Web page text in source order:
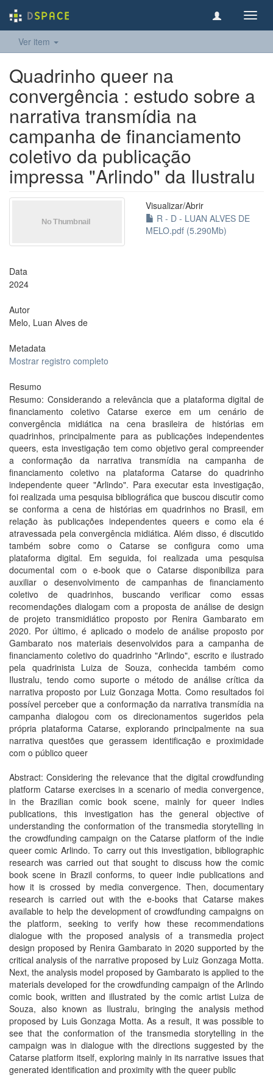
Ver item
Quadrinho queer na
convergência : estudo sobre a
narrativa transmídia na
campanha de financiamento
coletivo da publicação
impressa "Arlindo" da Ilustralu
Visualizar/Abrir
R - D - LUAN ALVES DE
MELO.pdf (5.290Mb)
Data
2024
Autor
Melo, Luan Alves de
Metadata
Mostrar registro completo
Resumo
Resumo: Considerando a relevância que a plataforma digital de
financiamento coletivo Catarse exerce em um cenário de
convergência midiática na cena brasileira de histórias em
quadrinhos, principalmente para as publicações independentes
queers, esta investigação tem como objetivo geral compreender
a conformação da narrativa transmídia na campanha de
financiamento coletivo na plataforma Catarse do quadrinho
independente queer "Arlindo". Para executar esta investigação,
foi realizada uma pesquisa bibliográfica que buscou discutir como
se conforma a cena de histórias em quadrinhos no Brasil, em
relação às publicações independentes queers e como ela é
atravessada pela convergência midiática. Além disso, é discutido
também sobre como o Catarse se configura como uma
plataforma digital. Em seguida, foi realizada uma pesquisa
documental com o e-book que o Catarse disponibiliza para
auxiliar o desenvolvimento de campanhas de financiamento
coletivo de quadrinhos, buscando verificar como essas
recomendações dialogam com a proposta de análise de design
de projeto transmidiático proposto por Renira Gambarato em
2020. Por último, é aplicado o modelo de análise proposto por
Gambarato nos materiais desenvolvidos para a campanha de
financiamento coletivo do quadrinho "Arlindo", escrito e ilustrado
pela quadrinista Luiza de Souza, conhecida também como
Ilustralu, tendo como suporte o método de análise crítica da
narrativa proposto por Luiz Gonzaga Motta. Como resultados foi
possível perceber que a conformação da narrativa transmídia na
campanha dialogou com os direcionamentos sugeridos pela
própria plataforma Catarse, explorando principalmente na sua
narrativa questões que gerassem identificação e proximidade
com o público queer
Abstract: Considering the relevance that the digital crowdfunding
platform Catarse exercises in a scenario of media convergence,
in the Brazilian comic book scene, mainly for queer indies
publications, this investigation has the general objective of
understanding the conformation of the transmedia storytelling in
the crowdfunding campaign on the Catarse platform of the indie
queer comic Arlindo. To carry out this investigation, bibliographic
research was carried out that sought to discuss how the comic
book scene in Brazil conforms, to queer indie publications and
how it is crossed by media convergence. Then, documentary
research is carried out with the e-books that Catarse makes
available to help the development of crowdfunding campaigns on
the platform, seeking to verify how these recommendations
dialogue with the proposed analysis of a transmedia project
design proposed by Renira Gambarato in 2020 supported by the
critical analysis of the narrative proposed by Luiz Gonzaga Motta.
Next, the analysis model proposed by Gambarato is applied to the
materials developed for the crowdfunding campaign of the Arlindo
comic book, written and illustrated by the comic artist Luiza de
Souza, also known as Ilustralu, bringing the analysis method
proposed by Luis Gonzaga Motta. As a result, it was possible to
see that the conformation of the transmedia storytelling in the
campaign was in dialogue with the directions suggested by the
Catarse platform itself, exploring mainly in its narrative issues that
generated identification and proximity with the queer public